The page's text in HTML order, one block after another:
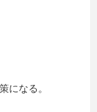
になる。